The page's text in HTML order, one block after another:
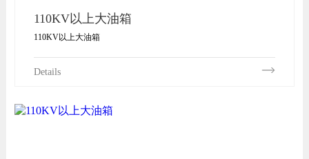
110KV以上大油箱
110KV以上大油箱
Details